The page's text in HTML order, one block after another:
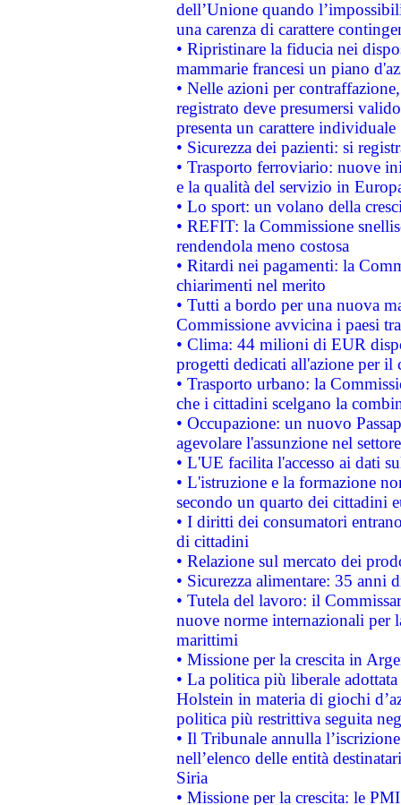
dell’Unione quando
una carenza di carattere
• Ripristinare la fiducia nei
mammarie francesi un piano
• Nelle azioni per
registrato deve presumersi
presenta un carattere individuale
• Sicurezza dei pazienti: si
• Trasporto ferroviario: nuove
e la qualità del servizio in
• Lo sport: un volano della
• REFIT: la Commissione
rendendola meno costosa
• Ritardi nei pagamenti: la
chiarimenti nel merito
• Tutti a bordo per una nuova
Commissione avvicina i paesi
• Clima: 44 milioni di EUR
progetti dedicati all'azione per il
• Trasporto urbano: la
che i cittadini scelgano la
• Occupazione: un nuovo
agevolare l'assunzione nel
• L'UE facilita l'accesso ai dati
• L'istruzione e la formazione
secondo un quarto dei cittadini
• I diritti dei consumatori
di cittadini
• Relazione sul mercato dei
• Sicurezza alimentare: 35 anni
• Tutela del lavoro: il
nuove norme internazionali per
marittimi
• Missione per la crescita in
• La politica più liberale
Holstein in materia di giochi
politica più restrittiva seguita
• Il Tribunale annulla
nell’elenco delle entità
Siria
• Missione per la crescita: le